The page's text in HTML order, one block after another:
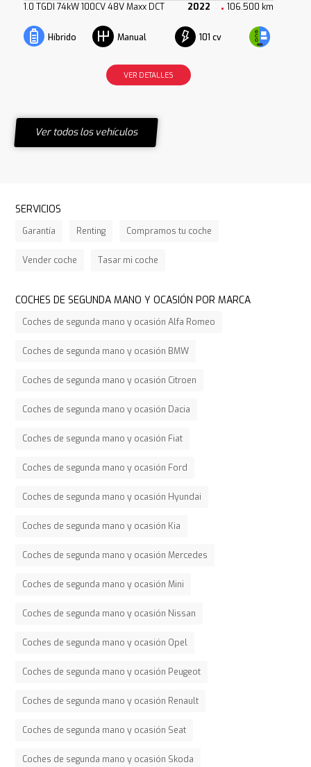
1.0 TGDI 74kW 100CV 48V Maxx DCT 2022 106.500 km
Híbrido Manual 101 cv
VER DETALLES
Ver todos los vehículos
SERVICIOS
Garantía Renting Compramos tu coche
Vender coche Tasar mi coche
COCHES DE SEGUNDA MANO Y OCASIÓN POR MARCA
Coches de segunda mano y ocasión Alfa Romeo
Coches de segunda mano y ocasión BMW
Coches de segunda mano y ocasión Citroen
Coches de segunda mano y ocasión Dacia
Coches de segunda mano y ocasión Fiat
Coches de segunda mano y ocasión Ford
Coches de segunda mano y ocasión Hyundai
Coches de segunda mano y ocasión Kia
Coches de segunda mano y ocasión Mercedes
Coches de segunda mano y ocasión Mini
Coches de segunda mano y ocasión Nissan
Coches de segunda mano y ocasión Opel
Coches de segunda mano y ocasión Peugeot
Coches de segunda mano y ocasión Renault
Coches de segunda mano y ocasión Seat
Coches de segunda mano y ocasión Skoda